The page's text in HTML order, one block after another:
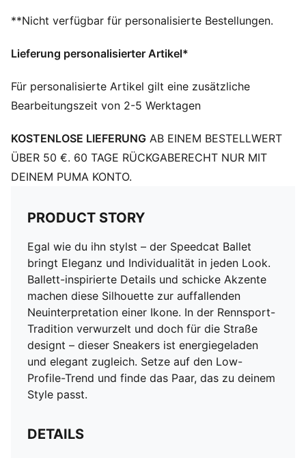
**Nicht verfügbar für personalisierte Bestellungen.
Lieferung personalisierter Artikel*
Für personalisierte Artikel gilt eine zusätzliche
Bearbeitungszeit von 2-5 Werktagen
KOSTENLOSE LIEFERUNG AB EINEM BESTELLWERT
ÜBER 50 €. 60 TAGE RÜCKGABERECHT NUR MIT
DEINEM PUMA KONTO.
PRODUCT STORY
Egal wie du ihn stylst – der Speedcat Ballet
bringt Eleganz und Individualität in jeden Look.
Ballett-inspirierte Details und schicke Akzente
machen diese Silhouette zur auffallenden
Neuinterpretation einer Ikone. In der Rennsport-
Tradition verwurzelt und doch für die Straße
designt – dieser Sneakers ist energiegeladen
und elegant zugleich. Setze auf den Low-
Profile-Trend und finde das Paar, das zu deinem
Style passt.
DETAILS